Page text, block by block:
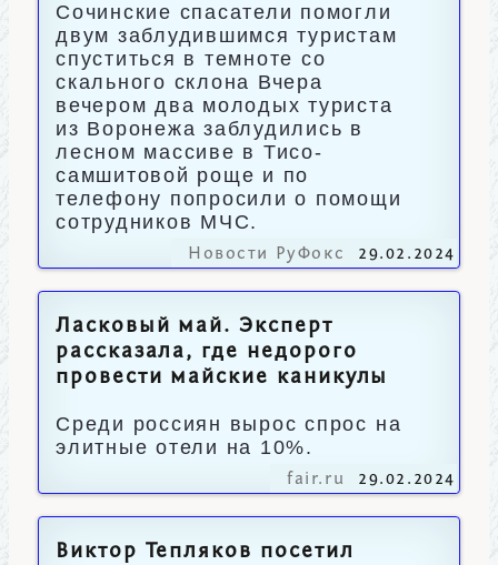
Сочинские спасатели помогли
двум заблудившимся туристам
спуститься в темноте со
скального склона Вчера
вечером два молодых туриста
из Воронежа заблудились в
лесном массиве в Тисо-
самшитовой роще и по
телефону попросили о помощи
сотрудников МЧС.
Новости РуФокс 29.02.2024
Ласковый май. Эксперт
рассказала, где недорого
провести майские каникулы
Среди россиян вырос спрос на
элитные отели на 10%.
fair.ru 29.02.2024
Виктор Тепляков посетил